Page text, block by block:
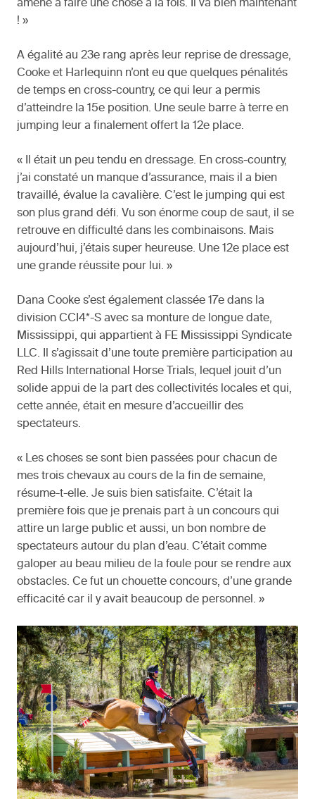
amené à faire une chose à la fois. Il va bien maintenant
! »
A égalité au 23e rang après leur reprise de dressage,
Cooke et Harlequinn n’ont eu que quelques pénalités
de temps en cross-country, ce qui leur a permis
d’atteindre la 15e position. Une seule barre à terre en
jumping leur a finalement offert la 12e place.
« Il était un peu tendu en dressage. En cross-country,
j’ai constaté un manque d’assurance, mais il a bien
travaillé, évalue la cavalière. C’est le jumping qui est
son plus grand défi. Vu son énorme coup de saut, il se
retrouve en difficulté dans les combinaisons. Mais
aujourd’hui, j’étais super heureuse. Une 12e place est
une grande réussite pour lui. »
Dana Cooke s’est également classée 17e dans la
division CCI4*-S avec sa monture de longue date,
Mississippi, qui appartient à FE Mississippi Syndicate
LLC. Il s’agissait d’une toute première participation au
Red Hills International Horse Trials, lequel jouit d’un
solide appui de la part des collectivités locales et qui,
cette année, était en mesure d’accueillir des
spectateurs.
« Les choses se sont bien passées pour chacun de
mes trois chevaux au cours de la fin de semaine,
résume-t-elle. Je suis bien satisfaite. C’était la
première fois que je prenais part à un concours qui
attire un large public et aussi, un bon nombre de
spectateurs autour du plan d’eau. C’était comme
galoper au beau milieu de la foule pour se rendre aux
obstacles. Ce fut un chouette concours, d’une grande
efficacité car il y avait beaucoup de personnel. »